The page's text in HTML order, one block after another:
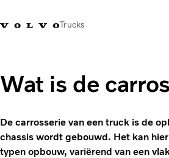
Trucks
CO2-reductie
Trucks
Truck Builder
Wat is de
De carrosserie van een truck is de
chassis wordt gebouwd. Het kan
typen opbouw, variërend van een